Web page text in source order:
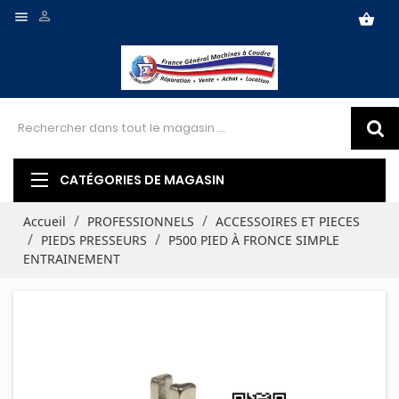
 shopping_basket

CATÉGORIES DE MAGASIN
Accueil PROFESSIONNELS
ACCESSOIRES ET PIECES
PIEDS PRESSEURS
P500 PIED À FRONCE SIMPLE
ENTRAINEMENT